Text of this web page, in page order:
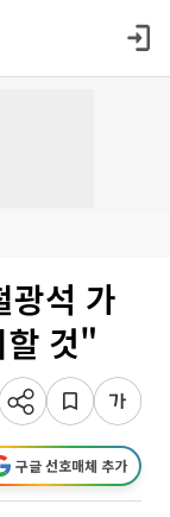
석 가
할 것"
구글 선호매체 추가